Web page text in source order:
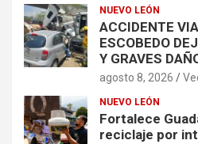
NUEVO LEÓN
ACCIDENTE
ESCOBEDO
Y GRAVES
agosto 8, 2026
NUEVO LEÓN
Fortalece
reciclaje por